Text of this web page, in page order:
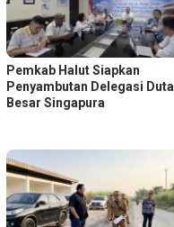
Pemkab Halut Siapkan
Penyambutan Delegasi Duta
Besar Singapura